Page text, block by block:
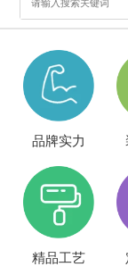
品牌实力
精品工艺